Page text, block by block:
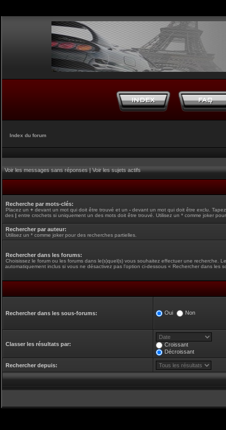
Index du forum
Voir les messages sans réponses|Voir les sujets actifs
Recherche par mots-clés:
Placez un + devant un mot qui doit être trouvé et un - devant un mot qui doit être exclu.
des | entre crochets si uniquement un des mots doit être trouvé. Utilisez un * comme joker
Rechercher par auteur:
Utilisez un * comme joker pour des recherches partielles.
Rechercher dans les forums:
Choisissez le forum ou les forums dans le(s)quel(s) vous souhaitez effectuer une recherche.
automatiquement inclus si vous ne désactivez pas l’option ci-dessous « Rechercher dans les
Rechercher dans les sous-forums: Oui Non
Classer les résultats par:
Croissant
Décroissant
Rechercher depuis: